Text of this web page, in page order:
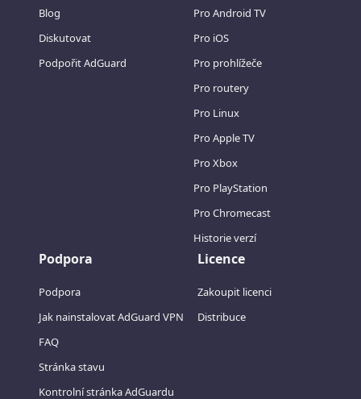
Blog
Diskutovat
Podpořit AdGuard
Pro Android TV
Pro iOS
Pro prohlížeče
Pro routery
Pro Linux
Pro Apple TV
Pro Xbox
Pro PlayStation
Pro Chromecast
Historie verzí
Podpora
Podpora
Jak nainstalovat AdGuard VPN
FAQ
Stránka stavu
Kontrolní stránka AdGuardu
Licence
Zakoupit licenci
Distribuce